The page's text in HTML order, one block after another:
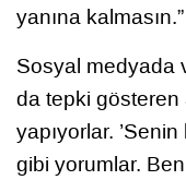
yanına kalmasın.”
Sosyal medyada
da tepki gösteren
yapıyorlar. ’Senin
gibi yorumlar.